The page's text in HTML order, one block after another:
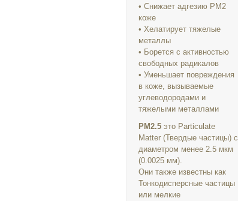
• Снижает адгезию PM2
коже
• Хелатирует тяжелые
металлы
• Борется с активностью
свободных радикалов
• Уменьшает повреждения
в коже, вызываемые
углеводородами и
тяжелыми металлами
PM2.5это Particulate
Matter (Твердые частицы) с
диаметром менее 2.5 мкм
(0.0025 мм).
Они также известны как
Тонкодисперсные частицы
или мелкие